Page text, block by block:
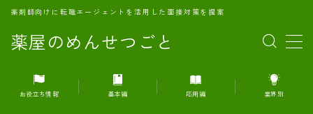
薬屋のめんせつごと
薬剤師向けに転職エージェントを活用した面接対策を提案
MENU
1.転職エージェントとは何か？
お役立ち情報 基本編 応用編 業界別